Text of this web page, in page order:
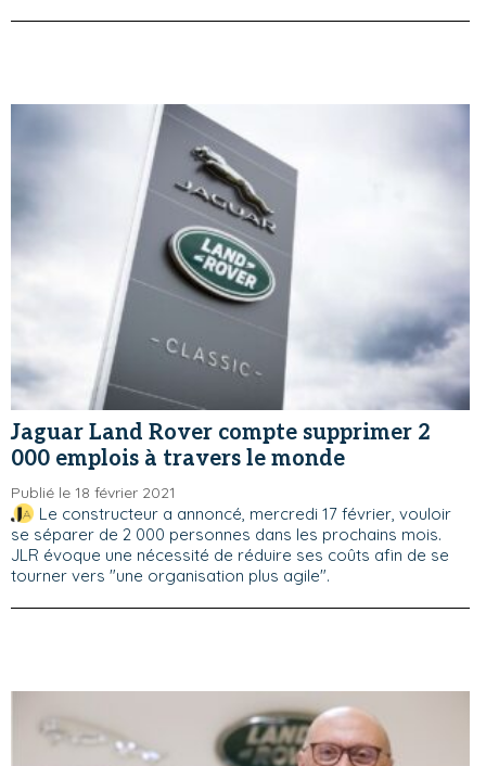
Jaguar Land Rover compte supprimer 2
000 emplois à travers le monde
Publié le 18 février 2021
Le constructeur a annoncé, mercredi 17 février, vouloir
se séparer de 2 000 personnes dans les prochains mois.
JLR évoque une nécessité de réduire ses coûts afin de se
tourner vers "une organisation plus agile".